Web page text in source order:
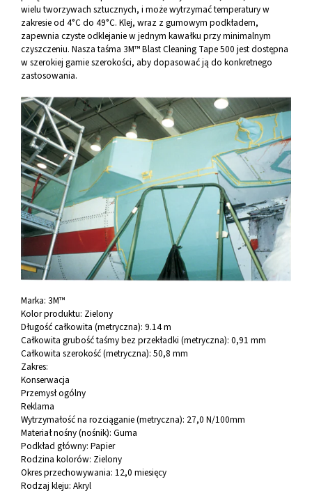
wielu tworzywach sztucznych, i może wytrzymać temperatury w
zakresie od 4°C do 49°C. Klej, wraz z gumowym podkładem,
zapewnia czyste odklejanie w jednym kawałku przy minimalnym
czyszczeniu. Nasza taśma 3M™ Blast Cleaning Tape 500 jest dostępna
w szerokiej gamie szerokości, aby dopasować ją do konkretnego
zastosowania.
Marka: 3M™
Kolor produktu: Zielony
Długość całkowita (metryczna): 9.14 m
Całkowita grubość taśmy bez przekładki (metryczna): 0,91 mm
Całkowita szerokość (metryczna): 50,8 mm
Zakres:
Konserwacja
Przemysł ogólny
Reklama
Wytrzymałość na rozciąganie (metryczna): 27,0 N/100mm
Materiał nośny (nośnik): Guma
Podkład główny: Papier
Rodzina kolorów: Zielony
Okres przechowywania: 12,0 miesięcy
Rodzaj kleju: Akryl